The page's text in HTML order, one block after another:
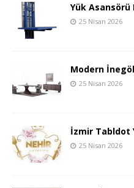
Yük Asansörü
25 Nisan 2026
Modern
25 Nisan 2026
İzmir Tabldot
25 Nisan 2026